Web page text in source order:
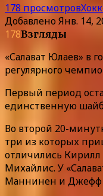
178 просмотров
ДобавленоЯнв. 14,
178Взгляды
«Салават Юлаев» в
регулярного
Первый период
единственную
Во второй 20-
три из которых
отличились
Михайлис. У
Маннинен и Джефф